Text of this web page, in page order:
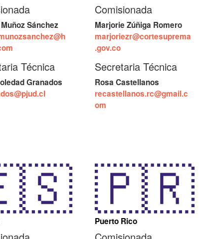
Sánchez
Técnica
Granados
Comisionada
Marjorie Zúñiga Romero
marjoriezr@cortesuprema
.gov.co
Secretaria Técnica
Rosa Castellanos
recastellanos.rc@gmail.c
om
🇵🇷
Puerto Rico